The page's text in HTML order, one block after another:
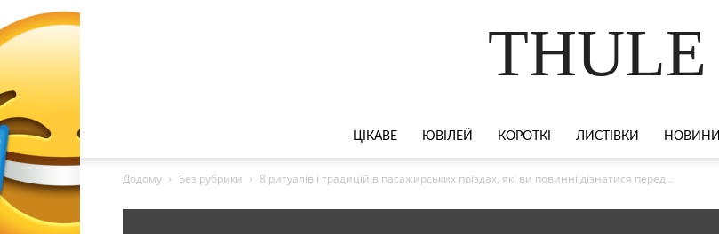
THULE
ЦІКАВЕ ЮВІЛЕЙ КОРОТКІ ЛИСТІВКИ НОВИНИ
Додому Без рубрики 8 ритуалів і традицій в пасажирських поїздах, які ви повинні дізнатися перед...